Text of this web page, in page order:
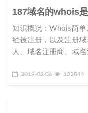
187域名的whois
知识概况：Whois简单
经被注册，以及注册
人、域名注册商、域
2019-02-06 133844